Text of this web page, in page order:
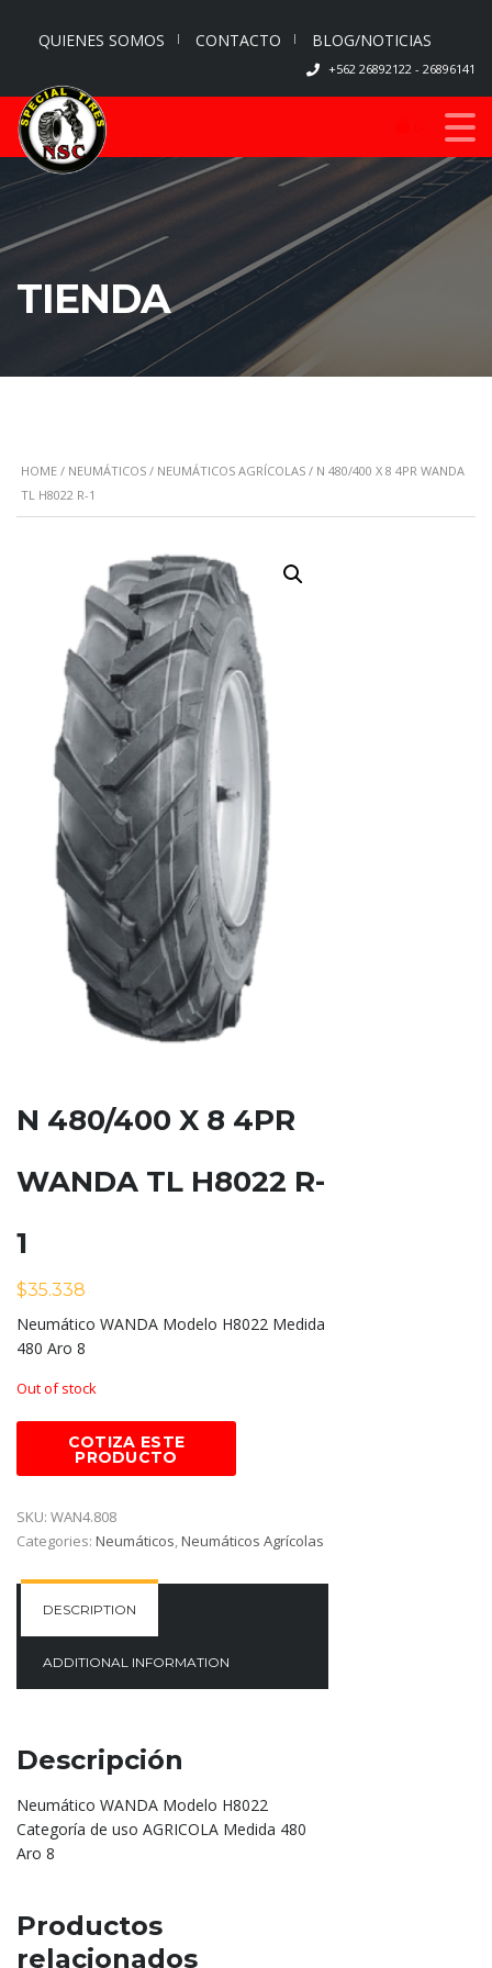
QUIENES SOMOS CONTACTO BLOG/NOTICIAS
+562 26892122 - 26896141
TIENDA
HOME / NEUMÁTICOS / NEUMÁTICOS AGRÍCOLAS / N 480/400 X 8 4PR WANDA
TL H8022 R-1
N 480/400 X 8 4PR
WANDA TL H8022 R-
1
$35.338
Neumático WANDA Modelo H8022 Medida
480 Aro 8
Out of stock
SKU: WAN4.808
Categories: Neumáticos,Neumáticos Agrícolas
DESCRIPTION
ADDITIONAL INFORMATION
Descripción
Neumático WANDA Modelo H8022
Categoría de uso AGRICOLA Medida 480
Aro 8
Productos
relacionados